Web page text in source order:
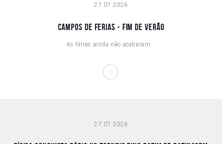
27.07.2026
Campos de Ferias - Fim de Verão
As férias ainda não acabaram...
27.07.2026